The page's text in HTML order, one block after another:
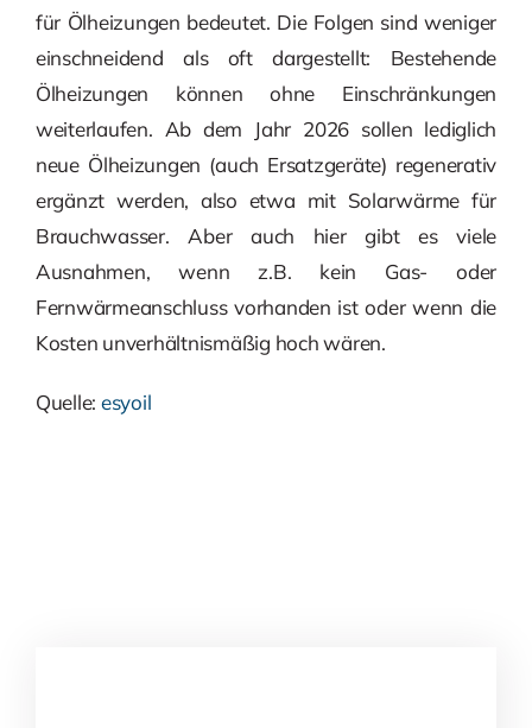
für Ölheizungen bedeutet. Die Folgen sind weniger
einschneidend als oft dargestellt: Bestehende
Ölheizungen können ohne Einschränkungen
weiterlaufen. Ab dem Jahr 2026 sollen lediglich
neue Ölheizungen (auch Ersatzgeräte) regenerativ
ergänzt werden, also etwa mit Solarwärme für
Brauchwasser. Aber auch hier gibt es viele
Ausnahmen, wenn z.B. kein Gas- oder
Fernwärmeanschluss vorhanden ist oder wenn die
Kosten unverhältnismäßig hoch wären.
Quelle: esyoil